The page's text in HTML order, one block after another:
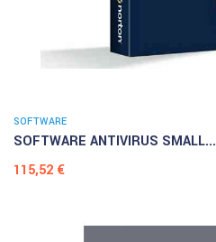
SOFTWARE
SOFTWARE ANTIVIRUS SMALL...
Prezzo
115,52 €